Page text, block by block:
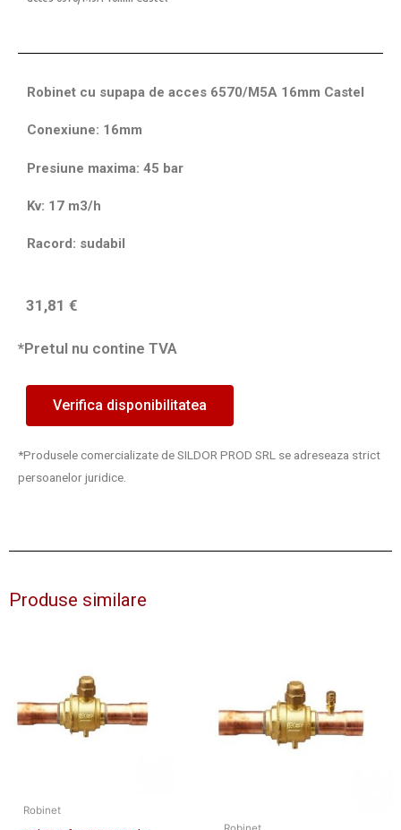
Robinet cu supapa de acces 6570/M5A 16mm Castel
Conexiune: 16mm
Presiune maxima: 45 bar
Kv: 17 m3/h
Racord: sudabil
31,81 €
*Pretul nu contine TVA
Verifica disponibilitatea
*Produsele comercializate de SILDOR PROD SRL se adreseaza strict
persoanelor juridice.
Produse similare
Robinet